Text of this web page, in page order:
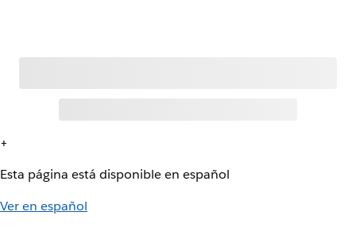
+
Esta página está disponible en español
Ver en español